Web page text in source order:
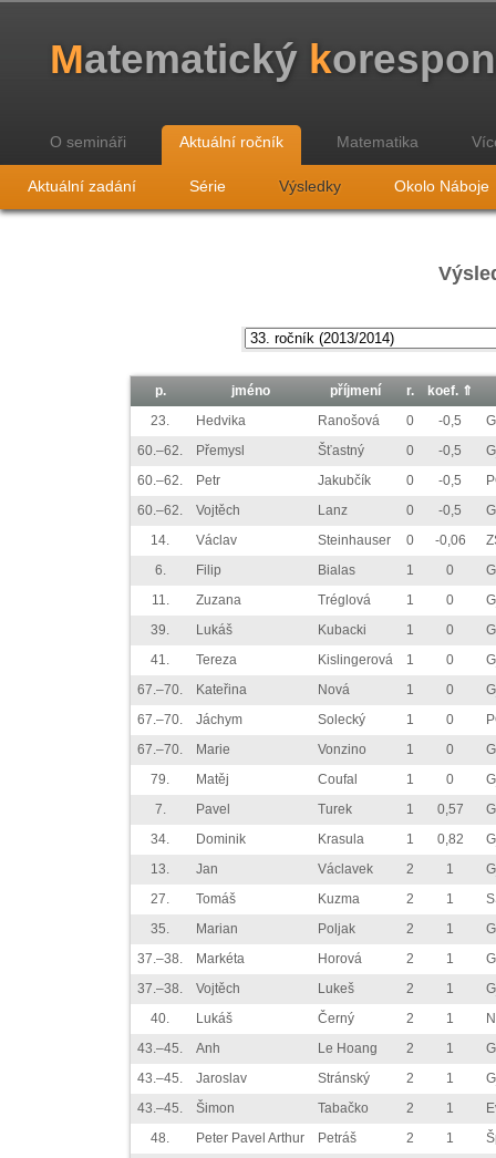
Matematický k
O semináři Aktuální ročník Matematika
Aktuální zadání Série Výsledky Okolo Náboje
p. jméno příjmení r. koef. ⇑
23.
Hedvika Ranošová 0 -0,5
60.–62.
Přemysl Šťastný 0 -0,5
60.–62.
Petr Jakubčík 0 -0,5
60.–62.
Vojtěch Lanz 0 -0,5
14.
Václav Steinhauser 0 -0,06
6.
Filip Bialas 1 0
11.
Zuzana Tréglová 1 0
39.
Lukáš Kubacki 1 0
41.
Tereza Kislingerová 1 0
67.–70.
Kateřina Nová 1 0
67.–70.
Jáchym Solecký 1 0
67.–70.
Marie Vonzino 1 0
79.
Matěj Coufal 1 0
7.
Pavel Turek 1 0,57
34.
Dominik Krasula 1 0,82
13.
Jan Václavek 2 1
27.
Tomáš Kuzma 2 1
35.
Marian Poljak 2 1
37.–38.
Markéta Horová 2 1
37.–38.
Vojtěch Lukeš 2 1
40.
Lukáš Černý 2 1
43.–45.
Anh Le Hoang 2 1
43.–45.
Jaroslav Stránský 2 1
43.–45.
Šimon Tabačko 2 1
48.
Peter Pavel Arthur Petráš 2 1